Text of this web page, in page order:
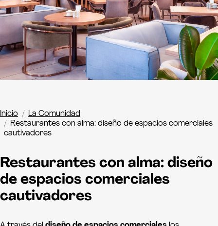
Inicio
La Comunidad
Restaurantes con alma: diseño de espacios comerciales
cautivadores
Restaurantes con alma: diseño
de espacios comerciales
cautivadores